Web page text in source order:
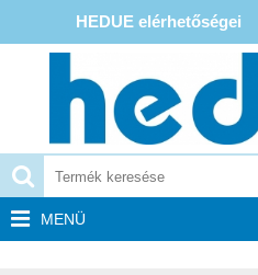
HEDUE elérhetőségei
MENÜ